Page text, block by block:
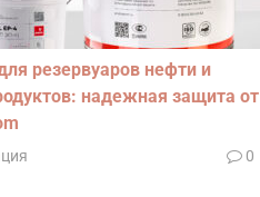
резервуаров нефти и
надежная защита от
0